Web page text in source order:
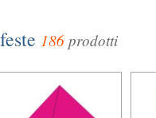
186 prodotti